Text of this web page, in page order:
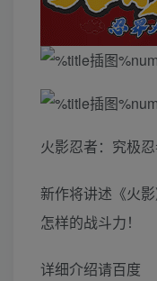
火影忍者：究极
新作将讲述《火
怎样的战斗力！
详细介绍请百度